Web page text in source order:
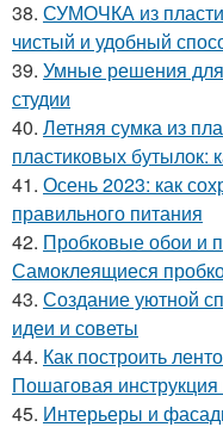
38. СУМОЧКА из
чистый и удобный
39. Умные решения для
студии
40. Летняя сумка из
пластиковых бутылок:
41. Осень 2023: как
правильного питания
42. Пробковые обои и
Самоклеящиеся
43. Создание уютной
идеи и советы
44. Как построить
Пошаговая
45. Интерьеры и